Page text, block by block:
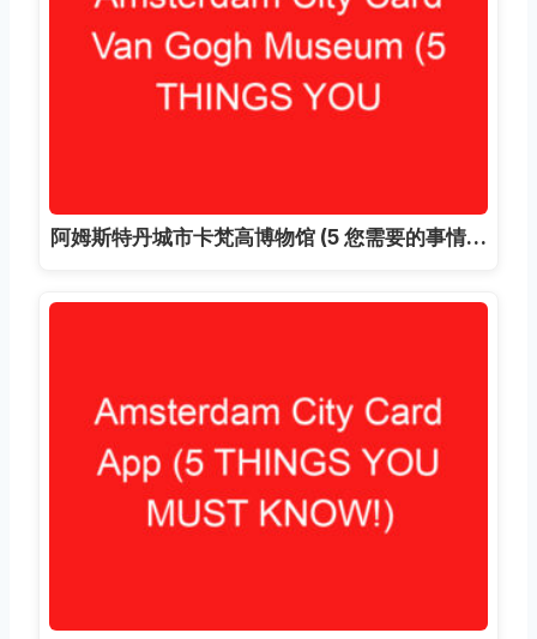
阿姆斯特丹城市卡梵高博物馆 (5 您需要的事情…